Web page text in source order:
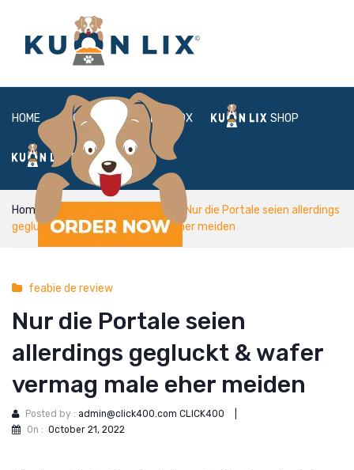
HOME ABOUT BOX SHOP
FAQ LOGIN
Home
Nur die Portale seien allerdings
gegluckt & wafer vermag male eher meiden
feabie de review
Nur die Portale seien
allerdings gegluckt & wafer
vermag male eher meiden
Posted by : admin@click400.com CLICK400
On : October 21, 2022